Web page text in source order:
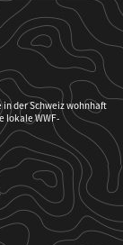
der Schweiz wohnhaft
lokale WWF-